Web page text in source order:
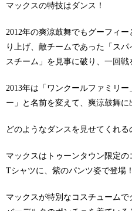
マックスの特技はダンス！
2012年の爽涼鼓舞でもグーフィ
り上げ、敵チームであった「ス
スチーム」を見事に破り、一回戦
2013年は「ワンクールファミリ
ー」と名前を変えて、爽涼鼓舞に
どのようなダンスを見せてくれる
マックスはトゥーンタウン限定
Tシャツに、紫のパンツ姿で登場！
マックスが特別なコスチューム